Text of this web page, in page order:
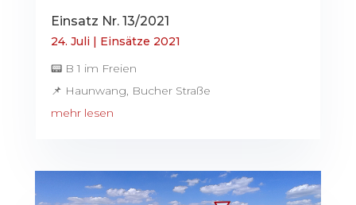
Einsatz Nr. 13/2021
24. Juli | Einsätze 2021
📟 B 1 im Freien
📌 Haunwang, Bucher Straße
mehr lesen